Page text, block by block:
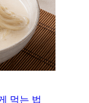
먹는 법